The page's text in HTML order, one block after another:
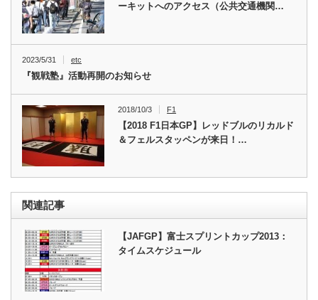
ーキットへのアクセス（公共交通機関…
2023/5/31 etc
『観戦塾』活動再開のお知らせ
2018/10/3 F1
【2018 F1日本GP】レッドブルのリカルド
＆フェルスタッペンが来日！…
関連記事
【JAFGP】富士スプリントカップ2013：
タイムスケジュール